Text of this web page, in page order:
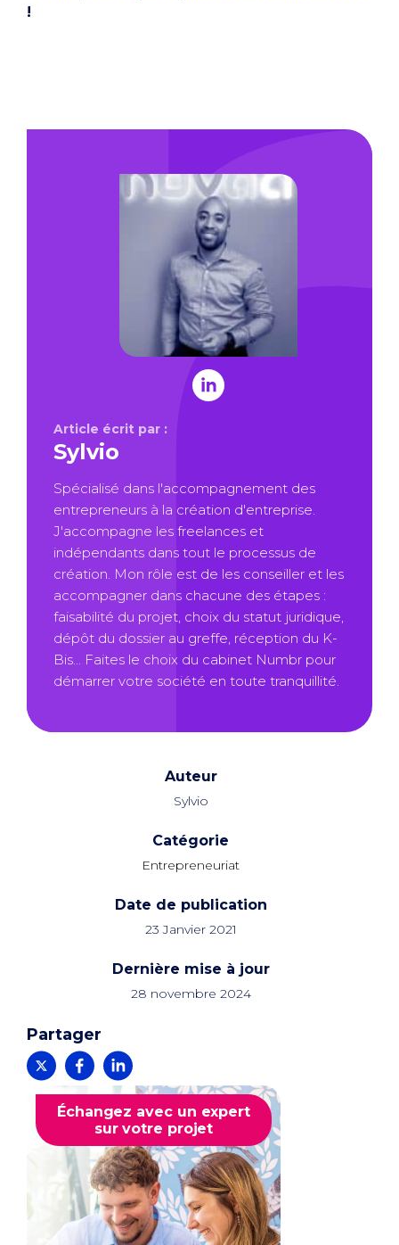
!
Article écrit par :
Sylvio
Spécialisé dans l'accompagnement des
entrepreneurs à la création d'entreprise.
J'accompagne les freelances et
indépendants dans tout le processus de
création. Mon rôle est de les conseiller et les
accompagner dans chacune des étapes :
faisabilité du projet, choix du statut juridique,
dépôt du dossier au greffe, réception du K-
Bis... Faites le choix du cabinet Numbr pour
démarrer votre société en toute tranquillité.
Auteur
Sylvio
Catégorie
Entrepreneuriat
Date de publication
23 Janvier 2021
Dernière mise à jour
28 novembre 2024
Partager
Échangez avec un expert
sur votre projet